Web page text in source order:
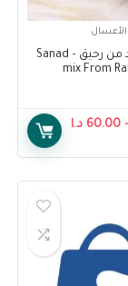
الأعسال
خلطة سند من رحيق – Sanad
mix From
60.00 د.ا